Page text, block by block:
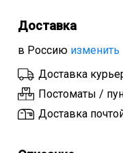
Доставка
в Россию изменить
Доставка
Постоматы /
Доставка